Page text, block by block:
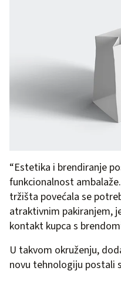
“Estetika i brendiranje
funkcionalnost
tržišta povećala se
atraktivnim pakiranjem,
kontakt kupca s
U takvom okruženju,
novu tehnologiju postali